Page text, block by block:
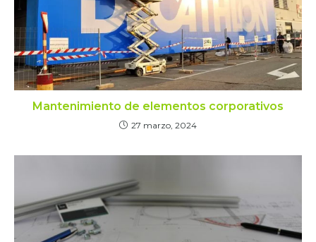
Mantenimiento de elementos corporativos
27 marzo, 2024